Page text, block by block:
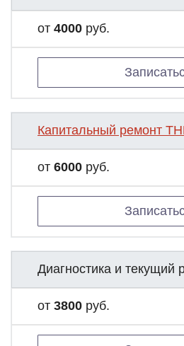
от 4000 руб.
Капитальный ремонт
от 6000 руб.
Диагностика и
от 3800 руб.